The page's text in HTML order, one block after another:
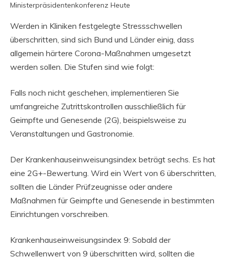
Ministerpräsidentenkonferenz Heute
Werden in Kliniken festgelegte Stressschwellen
überschritten, sind sich Bund und Länder einig, dass
allgemein härtere Corona-Maßnahmen umgesetzt
werden sollen. Die Stufen sind wie folgt:
Falls noch nicht geschehen, implementieren Sie
umfangreiche Zutrittskontrollen ausschließlich für
Geimpfte und Genesende (2G), beispielsweise zu
Veranstaltungen und Gastronomie.
Der Krankenhauseinweisungsindex beträgt sechs. Es hat
eine 2G+-Bewertung. Wird ein Wert von 6 überschritten,
sollten die Länder Prüfzeugnisse oder andere
Maßnahmen für Geimpfte und Genesende in bestimmten
Einrichtungen vorschreiben.
Krankenhauseinweisungsindex 9: Sobald der
Schwellenwert von 9 überschritten wird, sollten die